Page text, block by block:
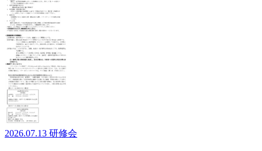
2026.07.13 研修会